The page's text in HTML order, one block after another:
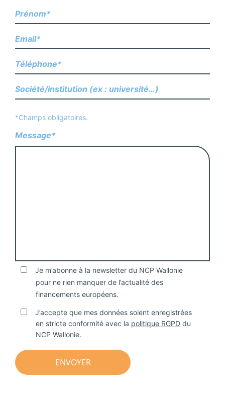
*Champs obligatoires.
Message*
Je m’abonne à la newsletter du NCP Wallonie
pour ne rien manquer de l’actualité des
financements européens.
J’accepte que mes données soient enregistrées
en stricte conformité avec la politique RGPD du
NCP Wallonie.